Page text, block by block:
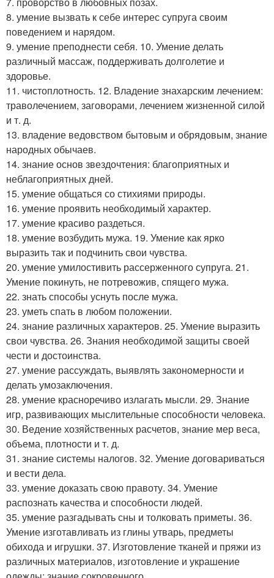
8. умение вызвать к себе интерес супруга своим
поведением и нарядом.
9. умение преподнести себя. 10. Умение делать
различный массаж, поддерживать долголетие и
здоровье.
11. чистоплотность. 12. Владение знахарским лечением:
траволечением, заговорами, лечением жизненной силой
и т. д.
13. владение ведовством бытовым и обрядовым, знание
народных обычаев.
14. знание основ звездочтения: благоприятных и
неблагоприятных дней.
15. умение общаться со стихиями природы.
16. умение проявить необходимый характер.
17. умение красиво раздеться.
18. умение возбудить мужа. 19. Умение как ярко
выразить так и подчинить свои чувства.
20. умение умилостивить рассерженного супруга. 21.
Умение покинуть, не потревожив, спящего мужа.
22. знать способы уснуть после мужа.
23. уметь спать в любом положении.
24. знание различных характеров. 25. Умение выразить
свои чувства. 26. Знания необходимой защиты своей
чести и достоинства.
27. умение рассуждать, выявлять закономерности и
делать умозаключения.
28. умение красноречиво излагать мысли. 29. Знание
игр, развивающих мыслительные способности человека.
30. Ведение хозяйственных расчетов, знание мер веса,
объема, плотности и т. д.
31. знание системы налогов. 32. Умение договариваться
и вести дела.
33. умение доказать свою правоту. 34. Умение
распознать качества и способности людей.
35. умение разгадывать сны и толковать приметы. 36.
Умение изготавливать из глины утварь, предметы
обихода и игрушки. 37. Изготовление тканей и пряжи из
различных материалов, изготовление и украшение